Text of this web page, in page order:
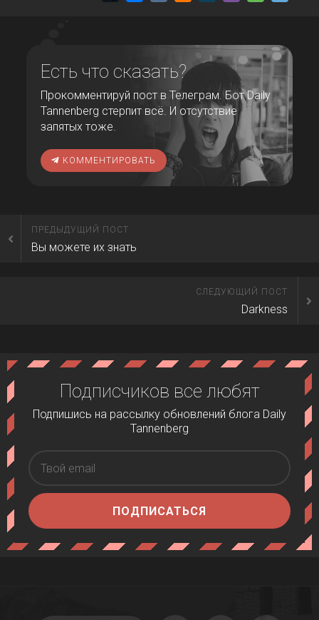
Есть что сказать?
Прокомментируй пост в Телеграм. Бот Daily
Tannenberg стерпит всё. И отсутствие
запятых тоже.
КОММЕНТИРОВАТЬ
ПРЕДЫДУЩИЙ ПОСТ
Вы можете их знать
СЛЕДУЮЩИЙ ПОСТ
Darkness
Подписчиков все любят
Подпишись на рассылку обновлений блога Daily
Tannenberg
ПОДПИСАТЬСЯ